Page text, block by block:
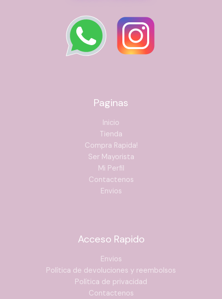
Paginas
Inicio
Tienda
Compra Rapida!
Ser Mayorista
Mi Perfil
Contactenos
Envios
Acceso Rapido
Envios
Política de devoluciones y reembolsos
Política de privacidad
Contactenos